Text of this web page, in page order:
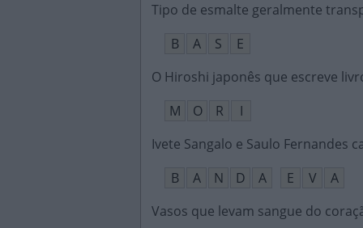
Tipo de esmalte geralmente
B
A S
E
O Hiroshi japonês que escreve
M
O R
I
Ivete Sangalo e Saulo Fernandes
B
A N D A E V
A
Vasos que levam sangue do